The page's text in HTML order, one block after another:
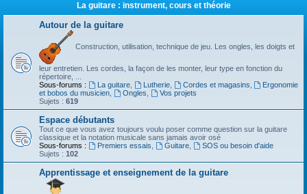
La guitare : instrument, cours et théorie
Autour de la guitare
Construction, utilisation, technique de jeu. Les ongles, les doigts et
leur entretien. Les cordes, la façon de les monter, leur type en fonction du
répertoire, ...
Sous-forums :
La guitare, Lutherie, Cordes et magasins
Ergonomie
et bobos du musicien
Ongles
Vos projets
Sujets : 619
Espace débutants
Tout ce que vous avez toujours voulu poser comme question sur la guitare
classique et la notation musicale sans jamais avoir osé
Sous-forums :
Premiers essais Guitare,
SOS ou besoin d'aide
Sujets : 102
Apprentissage et enseignement de la guitare